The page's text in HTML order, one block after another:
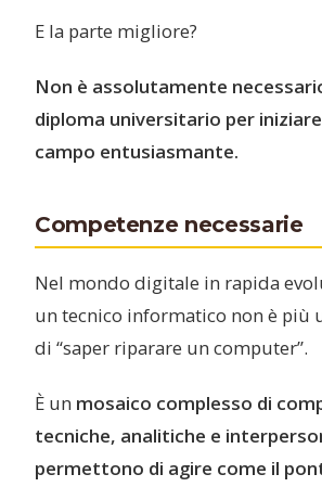
E la parte migliore?
Non è assolutamente
diploma universitario per
campo entusiasmante.
Competenze necessarie
Nel mondo digitale in rapida
un tecnico informatico non è più
di “saper riparare un computer”.
È un mosaico complesso di
tecniche, analitiche e
permettono di agire come il